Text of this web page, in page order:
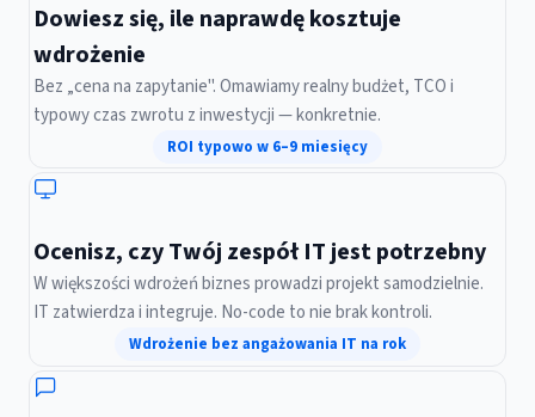
Dowiesz się, ile naprawdę kosztuje
wdrożenie
Bez „cena na zapytanie". Omawiamy realny budżet, TCO i
typowy czas zwrotu z inwestycji — konkretnie.
ROI typowo w 6–9 miesięcy
Ocenisz, czy Twój zespół IT jest potrzebny
W większości wdrożeń biznes prowadzi projekt samodzielnie.
IT zatwierdza i integruje. No-code to nie brak kontroli.
Wdrożenie bez angażowania IT na rok